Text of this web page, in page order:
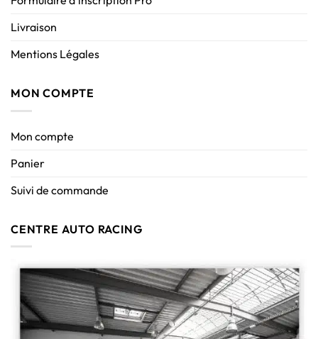
Livraison
Mentions Légales
MON COMPTE
Mon compte
Panier
Suivi de commande
CENTRE AUTO RACING